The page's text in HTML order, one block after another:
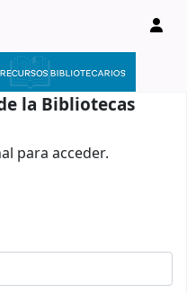
la Bibliotecas
para acceder.